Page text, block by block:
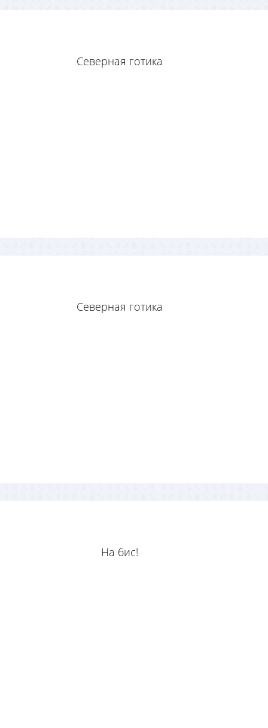
Северная готика
Северная готика
На бис!